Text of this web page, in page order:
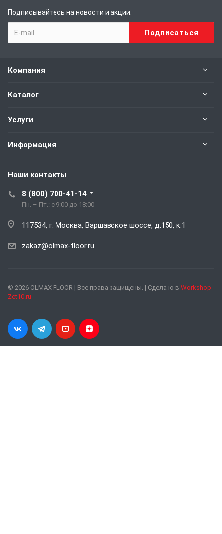
Подписывайтесь на новости и акции:
Компания
Каталог
Услуги
Информация
Наши контакты
8 (800) 700-41-14
Пн. – Пт.: с 9:00 до 18:00
117534, г. Москва, Варшавское шоссе, д.150, к.1
zakaz@olmax-floor.ru
© 2026 OLMAX FLOOR | Все права защищены. | Сделано в Workshop
Zet10.ru